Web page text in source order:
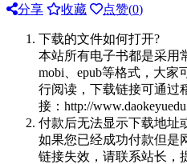
分享
收藏 点赞(0)
下载的文件如何打开?
本站所有电子书都是采用
mobi、epub等格式，大家
行阅读，下载链接可通过
接：http://
付款后无法显示下载地址
如果您已经成功付款但是
链接失效，请联系站长，